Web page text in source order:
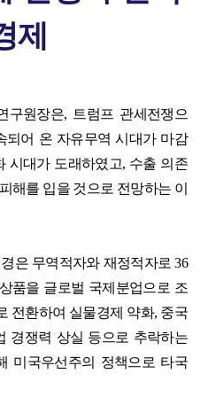
제
구원장은, 트럼프 관세전쟁으
되어 온 자유무역 시대가 마감
시대가 도래하였고, 수출 의존
해를 입을 것으로 전망하는 이
은 무역적자와 재정적자로36
품을 글로벌 국제분업으로 조
전환하여 실물경제 약화, 중국
경쟁력 상실 등으로 추락하는
미국우선주의 정책으로 타국